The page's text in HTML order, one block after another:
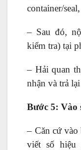
container/
– Sau đó,
kiểm tra) tại
– Hải quan
nhận và trả
Bước 5: Vào
– Căn cứ
viết số hiệu